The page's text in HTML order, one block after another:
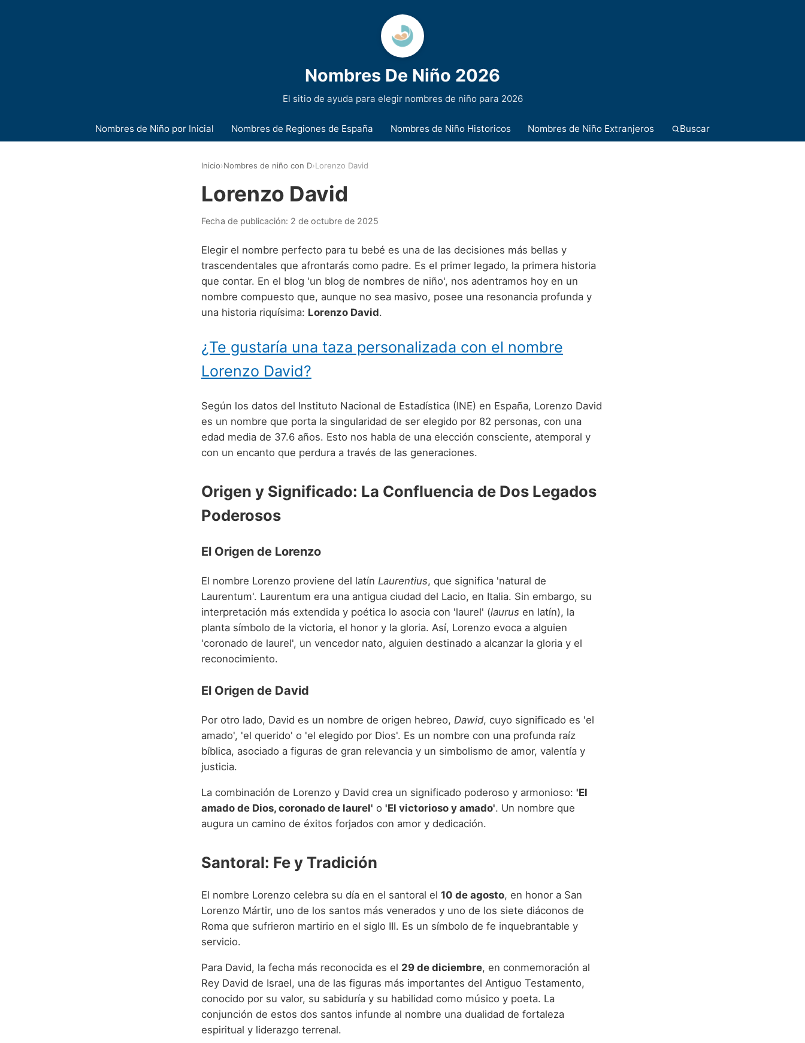
Nombres De Niño 2026
El sitio de ayuda para elegir nombres de niño para 2026
Nombres de Niño por Inicial Nombres de Regiones de España Nombres de Niño Historicos Nombres de Niño Extranjeros Buscar
Inicio›Nombres de niño con D›Lorenzo David
Lorenzo David
Fecha de publicación: 2 de octubre de 2025
Elegir el nombre perfecto para tu bebé es una de las decisiones más bellas y
trascendentales que afrontarás como padre. Es el primer legado, la primera historia
que contar. En el blog 'un blog de nombres de niño', nos adentramos hoy en un
nombre compuesto que, aunque no sea masivo, posee una resonancia profunda y
una historia riquísima: Lorenzo David.
¿Te gustaría una taza personalizada con el nombre
Lorenzo David?
Según los datos del Instituto Nacional de Estadística (INE) en España, Lorenzo David
es un nombre que porta la singularidad de ser elegido por 82 personas, con una
edad media de 37.6 años. Esto nos habla de una elección consciente, atemporal y
con un encanto que perdura a través de las generaciones.
Origen y Significado: La Confluencia de Dos Legados
Poderosos
El Origen de Lorenzo
El nombre Lorenzo proviene del latín Laurentius, que significa 'natural de
Laurentum'. Laurentum era una antigua ciudad del Lacio, en Italia. Sin embargo, su
interpretación más extendida y poética lo asocia con 'laurel' (laurus en latín), la
planta símbolo de la victoria, el honor y la gloria. Así, Lorenzo evoca a alguien
'coronado de laurel', un vencedor nato, alguien destinado a alcanzar la gloria y el
reconocimiento.
El Origen de David
Por otro lado, David es un nombre de origen hebreo, Dawid, cuyo significado es 'el
amado', 'el querido' o 'el elegido por Dios'. Es un nombre con una profunda raíz
bíblica, asociado a figuras de gran relevancia y un simbolismo de amor, valentía y
justicia.
La combinación de Lorenzo y David crea un significado poderoso y armonioso: 'El
amado de Dios, coronado de laurel' o 'El victorioso y amado'. Un nombre que
augura un camino de éxitos forjados con amor y dedicación.
Santoral: Fe y Tradición
El nombre Lorenzo celebra su día en el santoral el 10 de agosto, en honor a San
Lorenzo Mártir, uno de los santos más venerados y uno de los siete diáconos de
Roma que sufrieron martirio en el siglo III. Es un símbolo de fe inquebrantable y
servicio.
Para David, la fecha más reconocida es el 29 de diciembre, en conmemoración al
Rey David de Israel, una de las figuras más importantes del Antiguo Testamento,
conocido por su valor, su sabiduría y su habilidad como músico y poeta. La
conjunción de estos dos santos infunde al nombre una dualidad de fortaleza
espiritual y liderazgo terrenal.